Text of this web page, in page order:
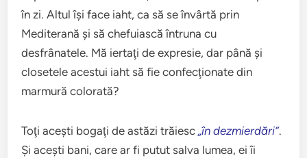
în zi. Altul îşi face iaht, ca să se învârtă prin
Mediterană şi să chefuiască întruna cu
desfrânatele. Mă iertaţi de expresie, dar până şi
closetele acestui iaht să fie confecţionate din
marmură colorată?
Toţi aceşti bogaţi de astăzi trăiesc„în dezmierdări”.
Şi aceşti bani, care ar fi putut salva lumea, ei îi